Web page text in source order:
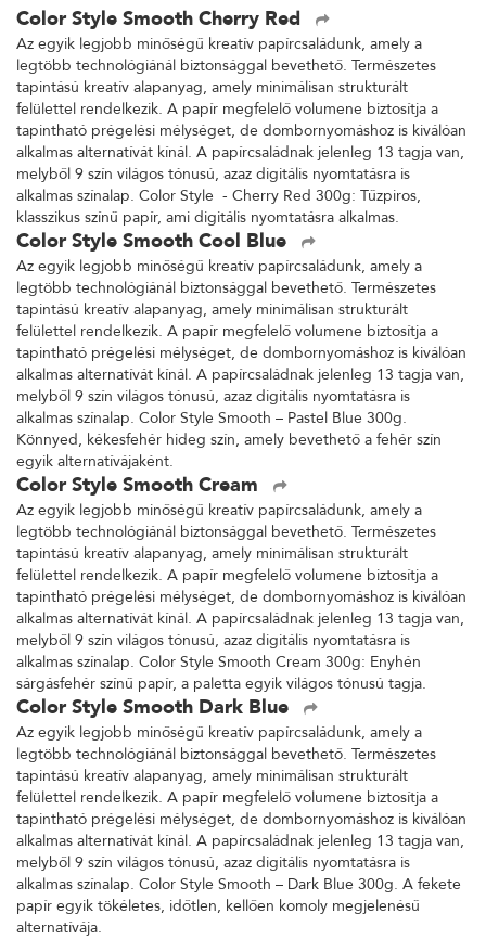
Color Style Smooth Cherry Red
Az egyik legjobb minőségű kreatív papírcsaládunk, amely a
legtöbb technológiánál biztonsággal bevethető. Természetes
tapintású kreatív alapanyag, amely minimálisan strukturált
felülettel rendelkezik. A papír megfelelő volumene biztosítja a
tapintható prégelési mélységet, de dombornyomáshoz is kiválóan
alkalmas alternatívát kínál. A papírcsaládnak jelenleg 13 tagja van,
melyből 9 szín világos tónusú, azaz digitális nyomtatásra is
alkalmas színalap. Color Style - Cherry Red 300g: Tűzpiros,
klasszikus színű papír, ami digitális nyomtatásra alkalmas.
Color Style Smooth Cool Blue
Az egyik legjobb minőségű kreatív papírcsaládunk, amely a
legtöbb technológiánál biztonsággal bevethető. Természetes
tapintású kreatív alapanyag, amely minimálisan strukturált
felülettel rendelkezik. A papír megfelelő volumene biztosítja a
tapintható prégelési mélységet, de dombornyomáshoz is kiválóan
alkalmas alternatívát kínál. A papírcsaládnak jelenleg 13 tagja van,
melyből 9 szín világos tónusú, azaz digitális nyomtatásra is
alkalmas színalap. Color Style Smooth – Pastel Blue 300g.
Könnyed, kékesfehér hideg szín, amely bevethető a fehér szín
egyik alternatívájaként.
Color Style Smooth Cream
Az egyik legjobb minőségű kreatív papírcsaládunk, amely a
legtöbb technológiánál biztonsággal bevethető. Természetes
tapintású kreatív alapanyag, amely minimálisan strukturált
felülettel rendelkezik. A papír megfelelő volumene biztosítja a
tapintható prégelési mélységet, de dombornyomáshoz is kiválóan
alkalmas alternatívát kínál. A papírcsaládnak jelenleg 13 tagja van,
melyből 9 szín világos tónusú, azaz digitális nyomtatásra is
alkalmas színalap. Color Style Smooth Cream 300g: Enyhén
sárgásfehér színű papír, a paletta egyik világos tónusú tagja.
Color Style Smooth Dark Blue
Az egyik legjobb minőségű kreatív papírcsaládunk, amely a
legtöbb technológiánál biztonsággal bevethető. Természetes
tapintású kreatív alapanyag, amely minimálisan strukturált
felülettel rendelkezik. A papír megfelelő volumene biztosítja a
tapintható prégelési mélységet, de dombornyomáshoz is kiválóan
alkalmas alternatívát kínál. A papírcsaládnak jelenleg 13 tagja van,
melyből 9 szín világos tónusú, azaz digitális nyomtatásra is
alkalmas színalap. Color Style Smooth – Dark Blue 300g. A fekete
papír egyik tökéletes, időtlen, kellően komoly megjelenésű
alternatívája.